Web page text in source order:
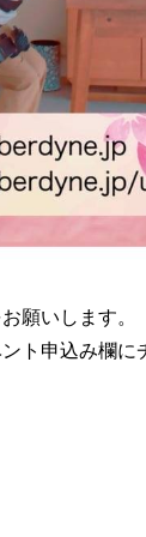
願いします。
ト申込み欄に